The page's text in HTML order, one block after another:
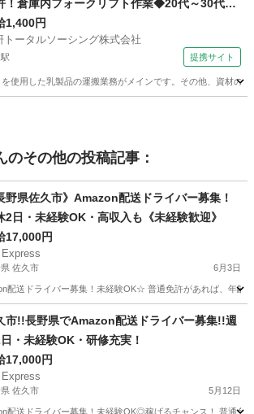
！倉庫内フォークリフト作業◆20代～30代活
1,400円
トータルソーシング株式会社
提携サイト
使用した乳製品の運搬業務がメインです。その他、資材の
のその他の投稿記事：
野県佐久市》Amazon配送ドライバー募集！
2日・未経験OK・高収入も《未経験歓迎》
17,000円
佐久市 6月3日
配送ドライバー募集！未経験OK☆ 普通免許があれば、年
ライバー Amazon
市!!長野県でAmazon配送ドライバー募集!!週
・未経験OK・研修充実！
17,000円
佐久市 5月12日
配送ドライバー募集！未経験OK◎稼げるチャンス！ 普通